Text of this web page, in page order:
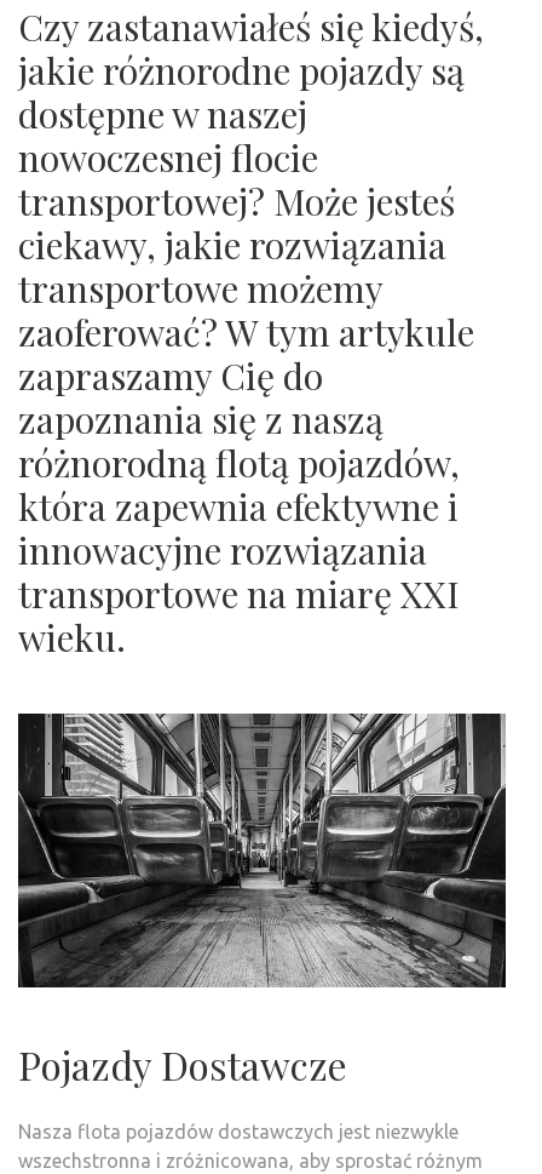
Czy zastanawiałeś się kiedyś,
jakie różnorodne pojazdy są
dostępne w naszej
nowoczesnej flocie
transportowej? Może jesteś
ciekawy, jakie rozwiązania
transportowe możemy
zaoferować? W tym artykule
zapraszamy Cię do
zapoznania się z naszą
różnorodną flotą pojazdów,
która zapewnia efektywne i
innowacyjne rozwiązania
transportowe na miarę XXI
wieku.
Pojazdy Dostawcze
Nasza flota pojazdów dostawczych jest niezwykle
wszechstronna i zróżnicowana, aby sprostać różnym